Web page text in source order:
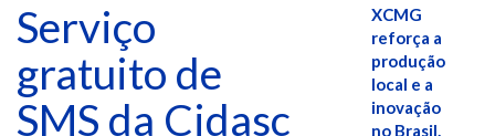
Serviço
gratuito de
SMS da Cidasc
XCMG
reforça a
produção
local e a
inovação
no Brasil.